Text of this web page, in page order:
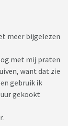
meer bijgelezen
met mij praten
want dat zie
gebruik ik
gekookt